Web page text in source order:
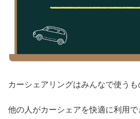
カーシェアリングはみんなで使うも
他の人がカーシェアを快適に利用